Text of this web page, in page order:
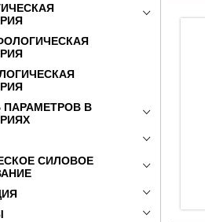
ПАРАМЕТРОВ В
СИЛОВОЕ